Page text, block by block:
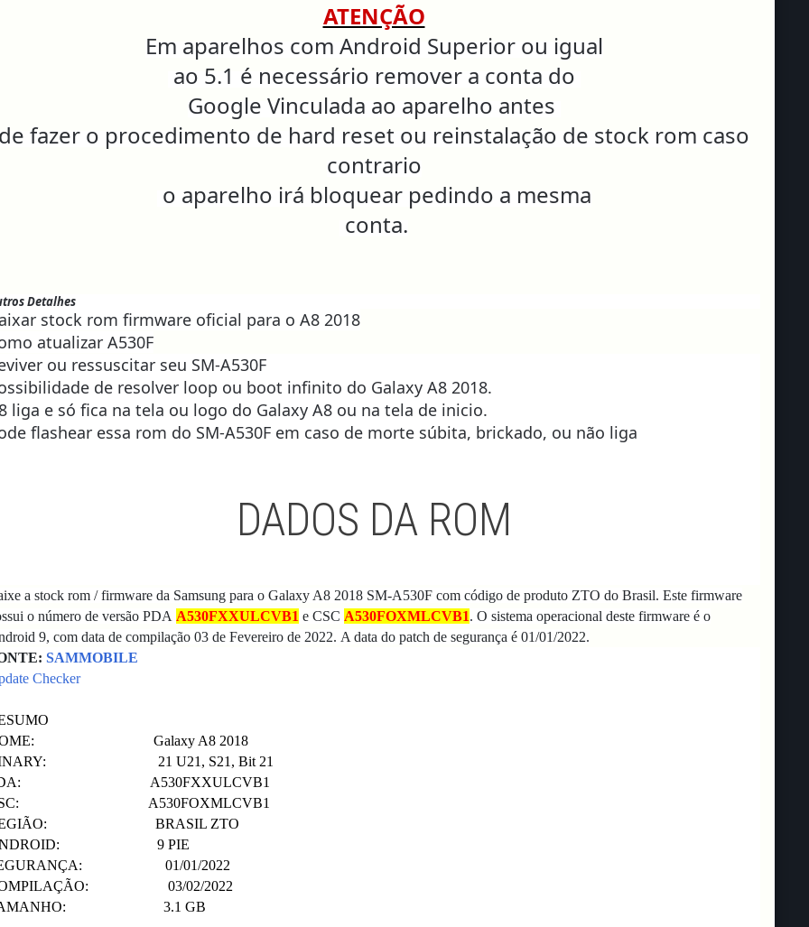
ATENÇÃO
Em aparelhos com Android Superior ou igual
ao 5.1 é necessário remover a conta do
Google Vinculada ao aparelho antes
fazer o procedimento de hard reset ou reinstalação de stock rom caso
contrario
o aparelho irá bloquear pedindo a mesma
conta.
Detalhes
stock rom firmware oficial para o A8 2018
atualizar A530F
ou ressuscitar seu SM-A530F
de resolver loop ou boot infinito do Galaxy A8 2018.
liga e só fica na tela ou logo do Galaxy A8 ou na tela de inicio.
flashear essa rom do SM-A530F em caso de morte súbita, brickado, ou não liga
DADOS DA ROM
a stock rom / firmware da Samsung para o Galaxy A8 2018 SM-A530F com código de produto ZTO do Brasil. Este firmware
o número de versão PDA A530FXXULCVB1 e CSC A530FOXMLCVB1. O sistema operacional deste firmware é o
9, com data de compilação 03 de Fevereiro de 2022. A data do patch de segurança é 01/01/2022.
SAMMOBILE
Checker
Galaxy A8 2018
21 U21, S21, Bit 21
A530FXXULCVB1
A530FOXMLCVB1
BRASIL ZTO
9 PIE
01/01/2022
03/02/2022
3.1 GB